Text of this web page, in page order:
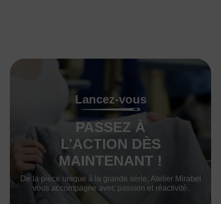
Lancez-vous
PASSEZ À
L’ACTION DÈS
MAINTENANT !
De la pièce unique à la grande série, Atelier Mirabel
vous accompagne avec passion et réactivité.